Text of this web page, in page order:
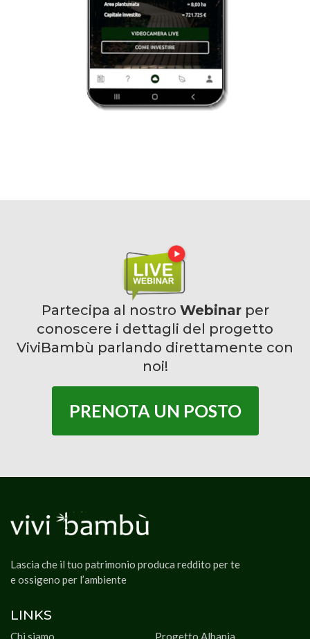
Partecipa al nostro Webinarper
conoscere i dettagli del progetto
ViviBambù parlando direttamente con
noi!
PRENOTA UN POSTO
Lascia che il tuo patrimonio produca reddito per te
e ossigeno per l’ambiente
LINKS